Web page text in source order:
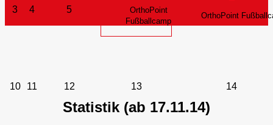
3 4 5
OrthoPoint
Fußballcamp
OrthoPoint
10 11 12 13 14
Statistik (ab 17.11.14)